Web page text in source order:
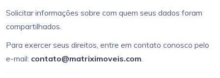
Solicitar informações sobre com quem seus dados foram
compartilhados.
Para exercer seus direitos, entre em contato conosco pelo
e-mail: contato@matriximoveis.com.